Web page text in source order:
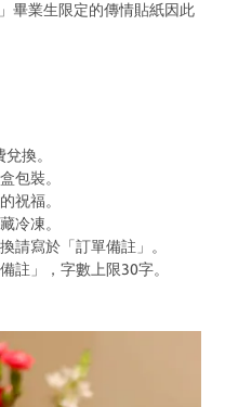
畢業生限定的傳情貼紙因此
換。
包裝。
祝福。
冷凍。
請寫於「訂單備註」。
註」，字數上限30字。